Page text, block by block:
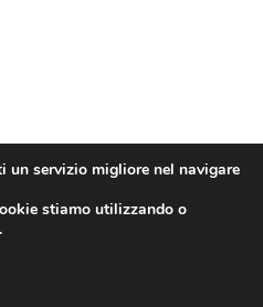
servizio migliore nel navigare
stiamo utilizzando o
.